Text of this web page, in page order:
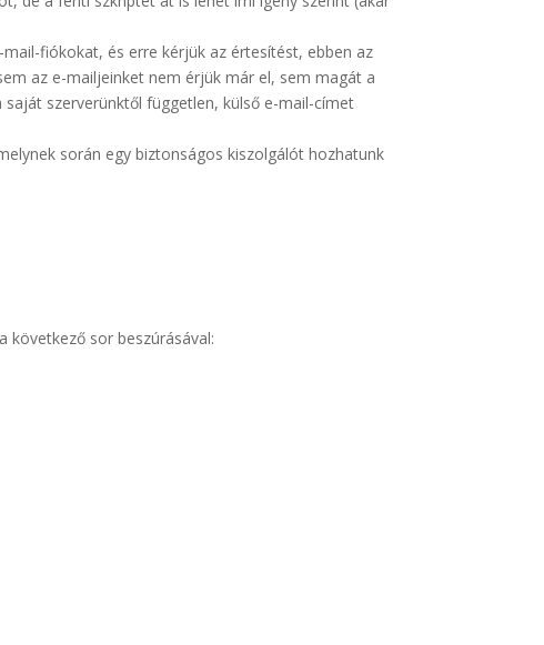
fiókokat, és erre kérjük az értesítést, ebben az
az e-mailjeinket nem érjük már el, sem magát a
szerverünktől független, külső e-mail-címet
során egy biztonságos kiszolgálót hozhatunk
következő sor beszúrásával: